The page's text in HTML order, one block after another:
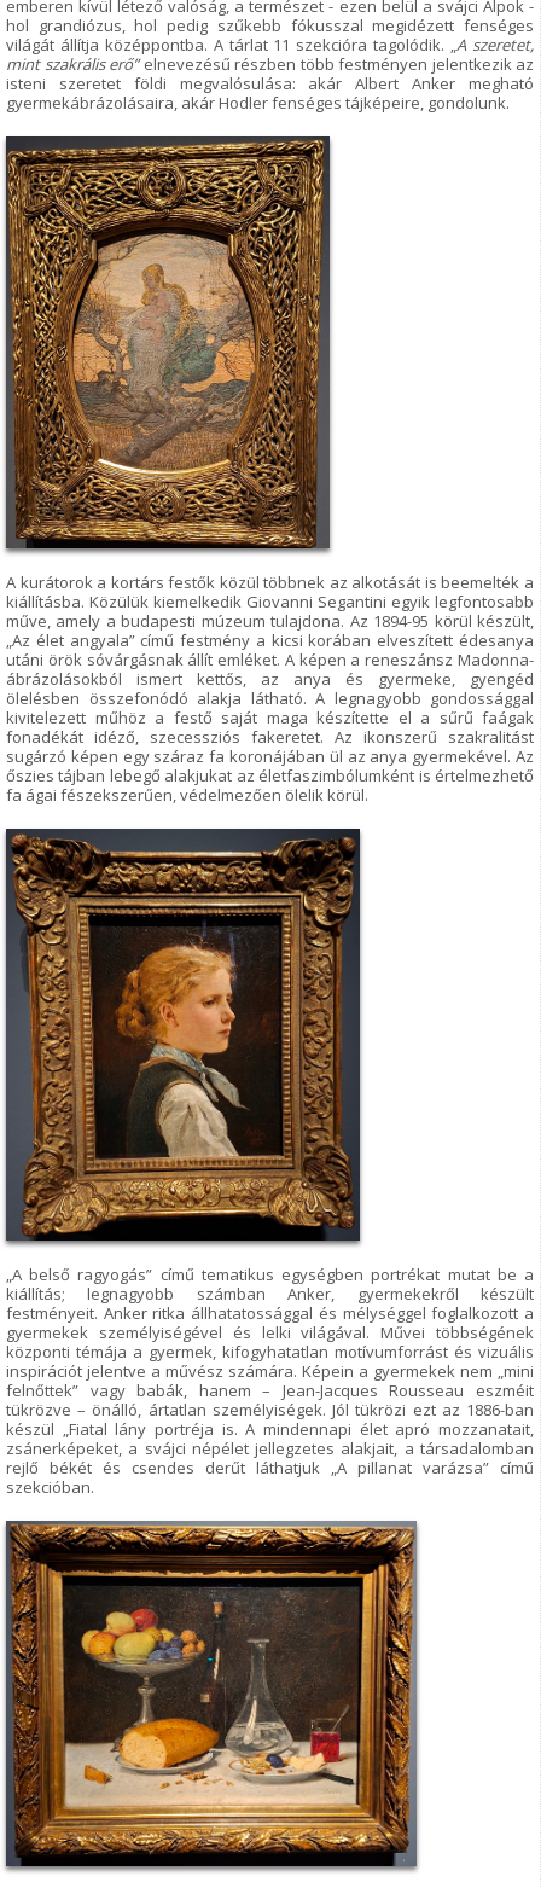
emberen kívül létező valóság, a természet - ezen belül a svájci Alpok -
hol grandiózus, hol pedig szűkebb fókusszal megidézett fenséges
világát állítja középpontba. A tárlat 11 szekcióra tagolódik. „A szeretet,
mint szakrális erő”elnevezésű részben több festményen jelentkezik az
isteni szeretet földi megvalósulása: akár Albert Anker megható
gyermekábrázolásaira, akár Hodler fenséges tájképeire, gondolunk.
A kurátorok a kortárs festők közül többnek az alkotását is beemelték a
kiállításba. Közülük kiemelkedik Giovanni Segantini egyik legfontosabb
műve, amely a budapesti múzeum tulajdona. Az 1894-95 körül készült,
„Az élet angyala” című festmény a kicsi korában elveszített édesanya
utáni örök sóvárgásnak állít emléket. A képen a reneszánsz Madonna-
ábrázolásokból ismert kettős, az anya és gyermeke, gyengéd
ölelésben összefonódó alakja látható. A legnagyobb gondossággal
kivitelezett műhöz a festő saját maga készítette el a sűrű faágak
fonadékát idéző, szecessziós fakeretet. Az ikonszerű szakralitást
sugárzó képen egy száraz fa koronájában ül az anya gyermekével. Az
őszies tájban lebegő alakjukat az életfaszimbólumként is értelmezhető
fa ágai fészekszerűen, védelmezően ölelik körül.
„A belső ragyogás” című tematikus egységben portrékat mutat be a
kiállítás; legnagyobb számban Anker, gyermekekről készült
festményeit. Anker ritka állhatatossággal és mélységgel foglalkozott a
gyermekek személyiségével és lelki világával. Művei többségének
központi témája a gyermek, kifogyhatatlan motívumforrást és vizuális
inspirációt jelentve a művész számára. Képein a gyermekek nem „mini
felnőttek” vagy babák, hanem – Jean-Jacques Rousseau eszméit
tükrözve – önálló, ártatlan személyiségek. Jól tükrözi ezt az 1886-ban
készül „Fiatal lány portréja is. A mindennapi élet apró mozzanatait,
zsánerképeket, a svájci népélet jellegzetes alakjait, a társadalomban
rejlő békét és csendes derűt láthatjuk „A pillanat varázsa” című
szekcióban.